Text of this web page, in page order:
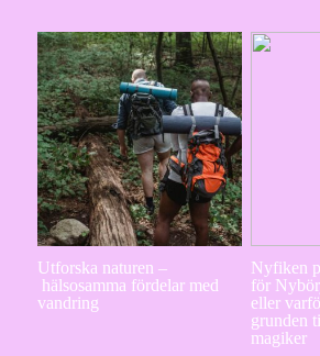
Utforska naturen –
hälsosamma fördelar med
vandring
Nyfiken
för
eller
grunden
magiker